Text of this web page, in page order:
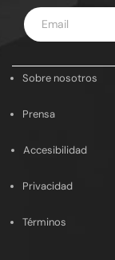
Introduce
tu
Sobre nosotros
Prensa
Accesibilidad
Privacidad
Términos